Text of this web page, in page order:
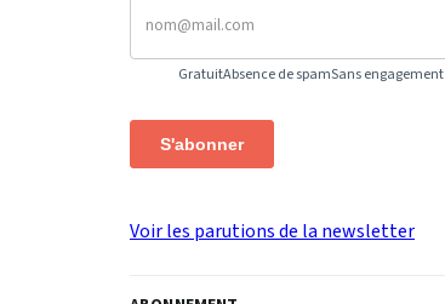
GratuitAbsence de spamSans engagement
S'abonner
Voir les parutions de la newsletter